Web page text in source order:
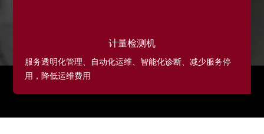
计量检测机
服务透明化管理、自动化运维、智能化诊断、减少服务停
用，降低运维费用